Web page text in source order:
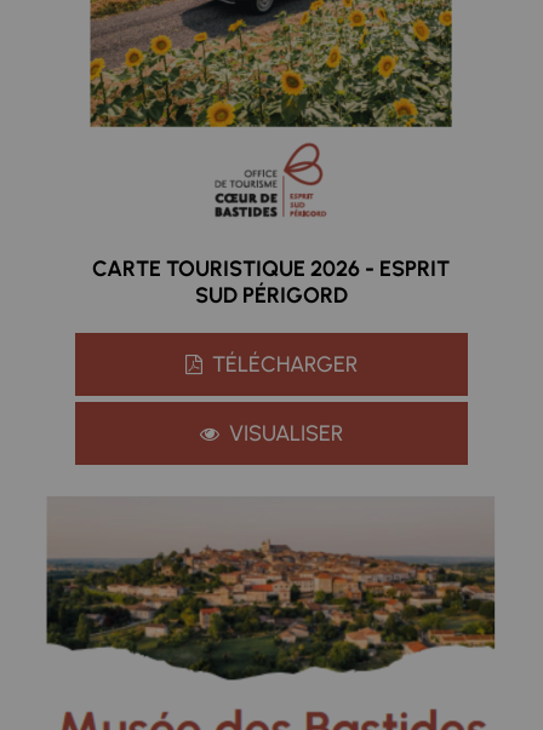
CARTE TOURISTIQUE 2026 - ESPRIT
SUD PÉRIGORD
TÉLÉCHARGER
VISUALISER